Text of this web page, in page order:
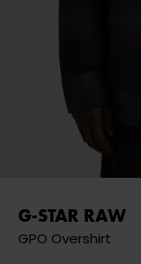
G-STAR RAW
GPO Overshirt